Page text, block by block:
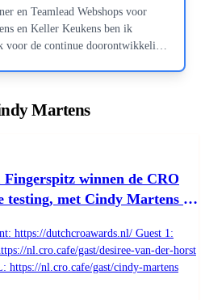
en Teamlead Webshops voor
en Keller Keukens ben ik
voor de continue doorontwikkeling
Implementatie e-mail
voor alle DKG-websites
van de customer journeys DKG
Martens
winnen de CRO
met Cindy Martens en
https://dutchcroawards.nl/ Guest 1:
nl.cro.cafe/gast/desiree-van-der-horst
https://nl.cro.cafe/gast/cindy-martens